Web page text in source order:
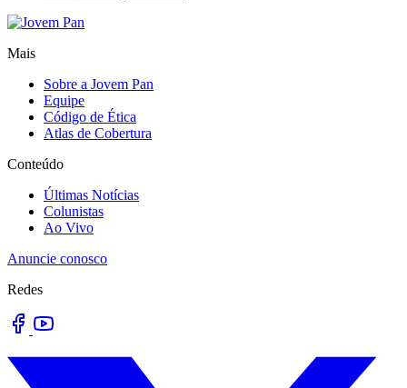
Mais
Sobre a Jovem Pan
Equipe
Código de Ética
Atlas de Cobertura
Conteúdo
Últimas Notícias
Colunistas
Ao Vivo
Anuncie conosco
Redes